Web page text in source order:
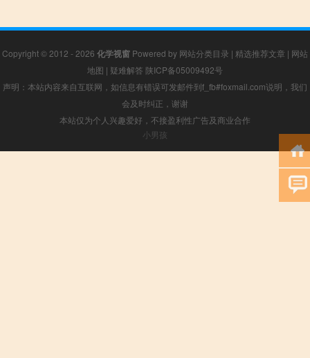
Copyright © 2012 - 2026 化学视窗 Powered by 网站分类目录 | 精选推荐文章 | 网站
地图 | 疑难解答 陕ICP备05009492号
声明：本站内容来自互联网，如信息有错误可发邮件到f_fb#foxmail.com说明，我们
会及时纠正，谢谢
本站仅为个人兴趣爱好，不接盈利性广告及商业合作
小男孩